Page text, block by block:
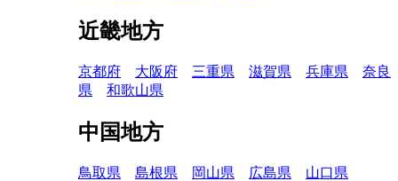
近畿地方
京都府 大阪府 三重県 滋賀県 兵庫県
奈良
県
和歌山県
中国地方
鳥取県 島根県 岡山県 広島県 山口県